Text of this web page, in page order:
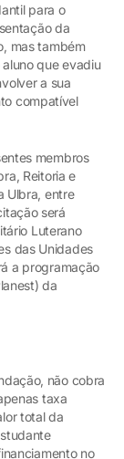
para o
da
mas também
que evadiu
a sua
compatível
membros
Reitoria e
Ulbra, entre
será
Luterano
das Unidades
a programação
da
não cobra
taxa
total da
no